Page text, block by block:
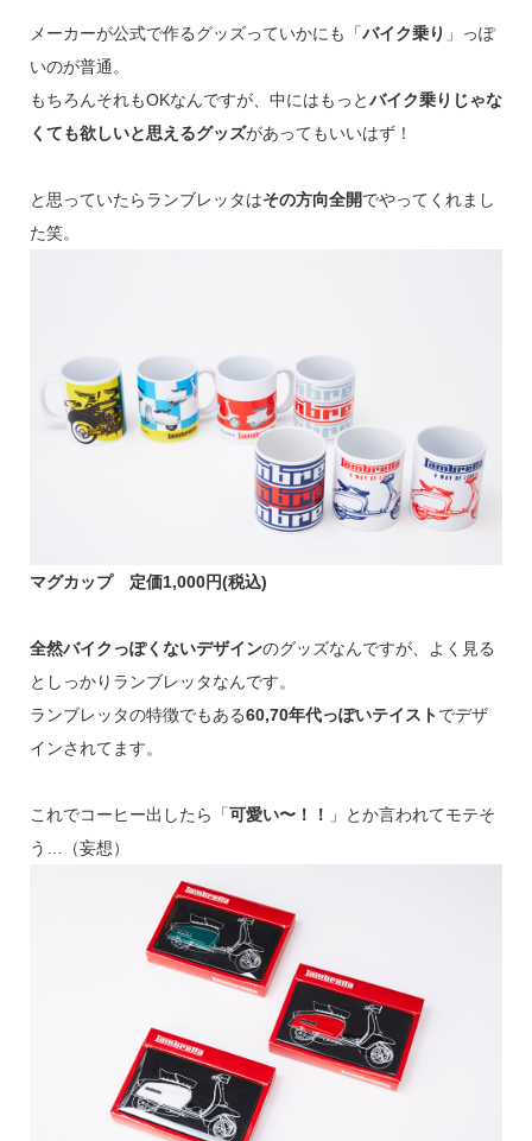
メーカーが公式で作るグッズっていかにも「バイク乗り 」っぽ
いのが普通。
もちろんそれもOKなんですが、中にはもっとバイク乗りじゃな
くても欲しいと思えるグッズがあってもいいはず！
と思っていたらランブレッタはその方向全開でやってくれまし
た笑。
マグカップ 定価1,000円(税込)
全然バイクっぽくないデザインのグッズなんですが、よく見る
としっかりランブレッタなんです。
ランブレッタの特徴でもある60,70年代っぽいテイストでデザ
インされてます。
これでコーヒー出したら「可愛い〜！！
」とか言われてモテそ
う…（妄想）